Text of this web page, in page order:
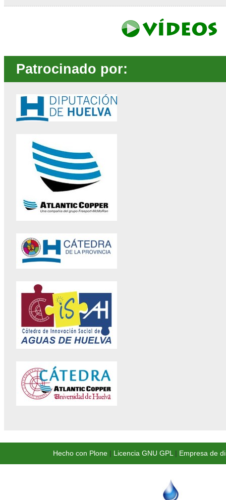
Patrocinado por:
Hecho con Plone| Licencia GNU GPL| Empresa de